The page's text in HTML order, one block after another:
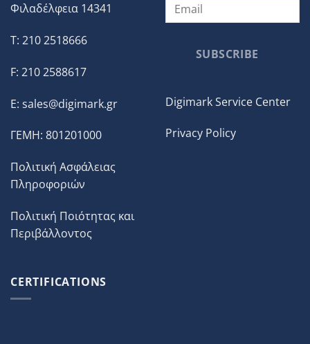
Φιλαδέλφεια 14341
T: 210 2518666
F: 210 2588617
E: sales@digimark.gr
ΓΕΜΗ: 801201000
Πολιτική Ασφάλειας
Πληροφοριών
Πολιτική Ποιότητας και
Περιβάλλοντος
SUBSCRIBE
Digimark Service Center
Privacy Policy
CERTIFICATIONS